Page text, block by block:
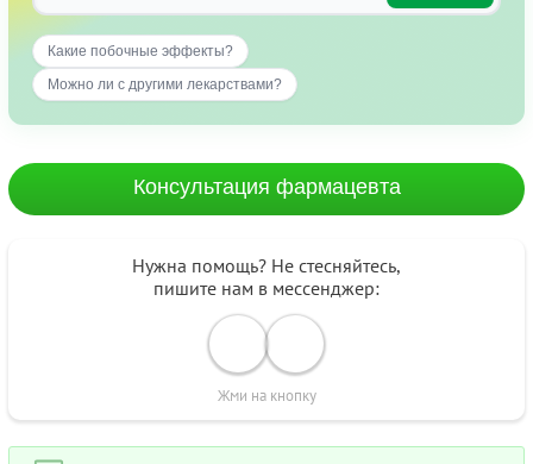
Какие побочные эффекты?
Можно ли с другими лекарствами?
Консультация фармацевта
Нужна помощь? Не стесняйтесь,
пишите нам в мессенджер:
Жми на кнопку